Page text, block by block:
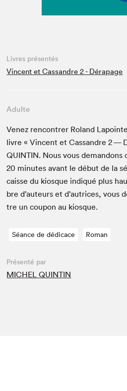
Livres présentés
Vincent et Cassandre 2 - Dérapage
Adulte
Venez ren­con­tr­er Roland
livre « Vin­cent et Cas­san­dre2—
QUINTIN. Nous vous deman­dons
20 min­utes avant le début de la
caisse du kiosque indiqué plus
bre d’auteurs et d’autrices,
tre un coupon au kiosque.
Séance de dédicace Roman
Présenté par
MICHEL QUINTIN